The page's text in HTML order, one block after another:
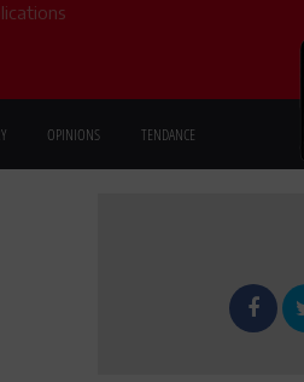
OPINIONS TENDANCE